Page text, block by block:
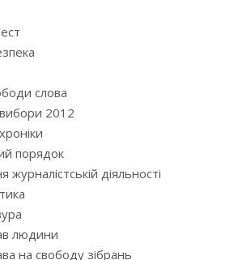
слова
2012
порядок
діяльності
людини
на свободу зібрань